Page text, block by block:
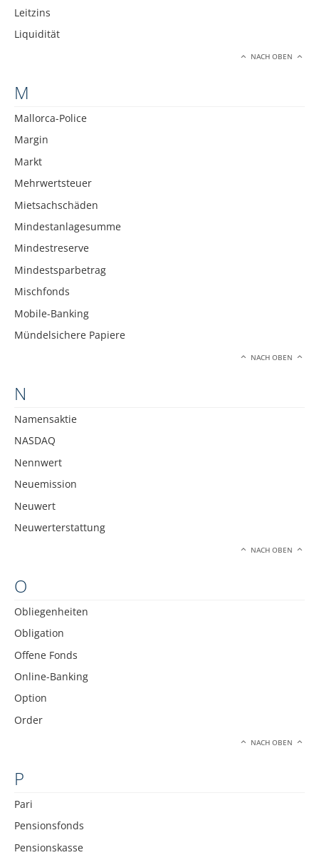
Leitzins
Liquidität
NACH OBEN
M
Mallorca-Police
Margin
Markt
Mehrwertsteuer
Mietsachschäden
Mindestanlagesumme
Mindestreserve
Mindestsparbetrag
Mischfonds
Mobile-Banking
Mündelsichere Papiere
NACH OBEN
N
Namensaktie
NASDAQ
Nennwert
Neuemission
Neuwert
Neuwerterstattung
NACH OBEN
O
Obliegenheiten
Obligation
Offene Fonds
Online-Banking
Option
Order
NACH OBEN
P
Pari
Pensionsfonds
Pensionskasse